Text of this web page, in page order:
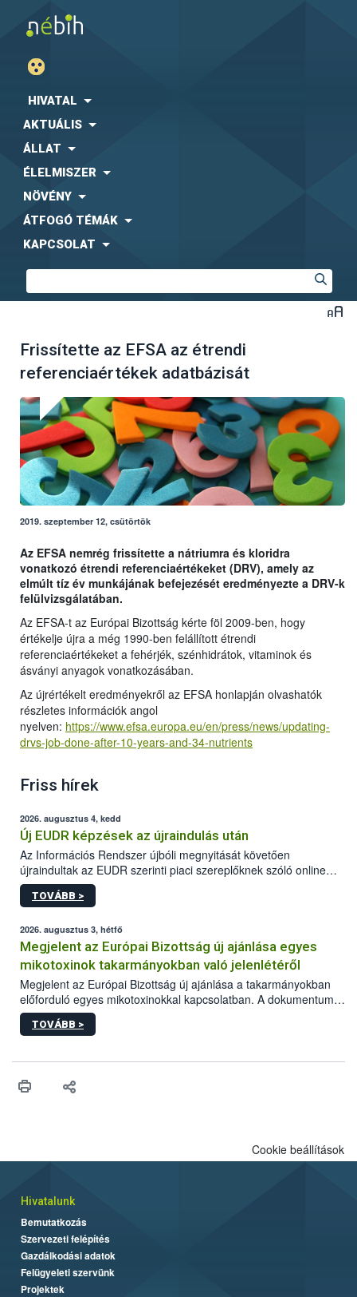
HIVATAL
AKTUÁLIS
ÁLLAT
ÉLELMISZER
NÖVÉNY
ÁTFOGÓ TÉMÁK
KAPCSOLAT
Frissítette az EFSA az étrendi
referenciaértékek adatbázisát
2019. szeptember 12, csütörtök
Az EFSA nemrég frissítette a nátriumra és kloridra
vonatkozó étrendi referenciaértékeket (DRV), amely az
elmúlt tíz év munkájának befejezését eredményezte a DRV-k
felülvizsgálatában.
Az EFSA-t az Európai Bizottság kérte föl 2009-ben, hogy
értékelje újra a még 1990-ben felállított étrendi
referenciaértékeket a fehérjék, szénhidrátok, vitaminok és
ásványi anyagok vonatkozásában.
Az újrértékelt eredményekről az EFSA honlapján olvashatók
részletes információk angol
nyelven: https://www.efsa.europa.eu/en/press/news/updating-
drvs-job-done-after-10-years-and-34-nutrients
Friss hírek
2026. augusztus 4, kedd
Új EUDR képzések az újraindulás után
Az Információs Rendszer újbóli megnyitását követően
újraindultak az EUDR szerinti piaci szereplőknek szóló online
képzések.
TOVÁBB >
2026. augusztus 3, hétfő
Megjelent az Európai Bizottság új ajánlása egyes
mikotoxinok takarmányokban való jelenlétéről
Megjelent az Európai Bizottság új ajánlása a takarmányokban
előforduló egyes mikotoxinokkal kapcsolatban. A dokumentum
2027-től új irányértékek alkalmazását írja elő, és a jelenleg
hatályos uniós ajánlások helyébe lép.
TOVÁBB >
Cookie beállítások
Hivatalunk
Bemutatkozás
Szervezeti felépítés
Gazdálkodási adatok
Felügyeleti szervünk
Projektek